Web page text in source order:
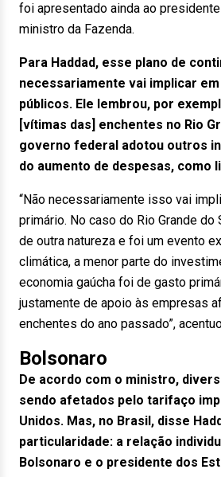
foi apresentado ainda ao
ministro da Fazenda.
Para Haddad, esse plano de
necessariamente vai implicar
públicos. Ele lembrou, por
[vítimas das] enchentes no Rio
governo federal adotou outros
do aumento de despesas, como
“Não necessariamente isso vai
primário. No caso do Rio Grande do
de outra natureza e foi um evento
climática, a menor parte do
economia gaúcha foi de gasto
justamente de apoio às empresas
enchentes do ano passado”,
Bolsonaro
De acordo com o ministro,
sendo afetados pelo tarifaço
Unidos. Mas, no Brasil, disse
particularidade: a relação
Bolsonaro e o presidente dos